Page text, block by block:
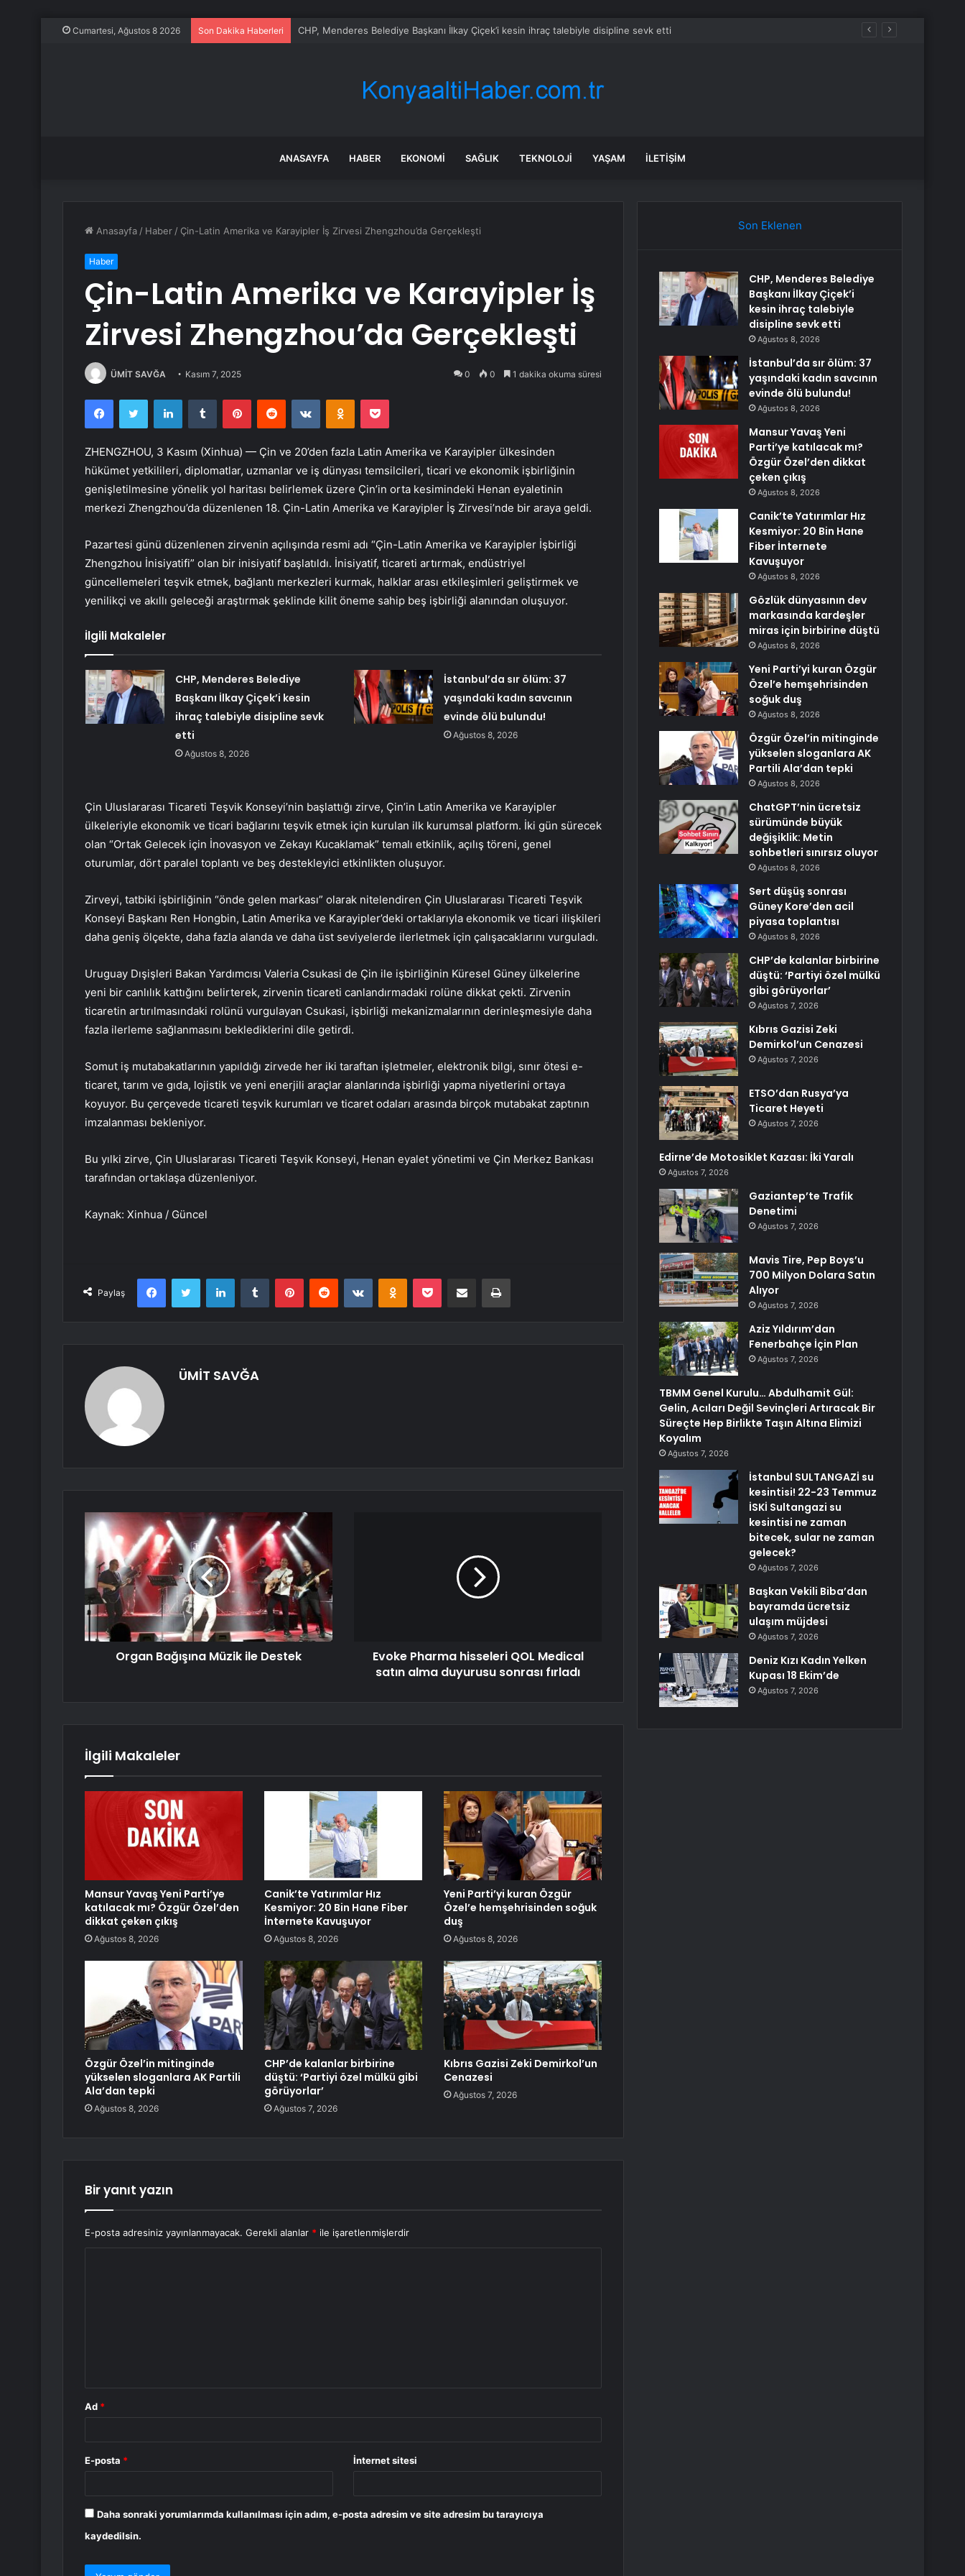
Cumartesi, Ağustos 8 2026 Son Dakika Haberleri İstanbul’da sır ölüm: 37 yaşındaki kadın savcının evinde ölü bulundu!
ANASAYFA HABER EKONOMI SAĞLIK TEKNOLOJI YAŞAM İLETIŞIM
Anasayfa / Haber / Çin-Latin Amerika ve Karayipler İş Zirvesi Zhengzhou’da Gerçekleşti
Haber
Çin-Latin Amerika ve Karayipler İş
Zirvesi Zhengzhou’da Gerçekleşti
ÜMİT SAVĞA Kasım 7, 2025 0 0 1 dakika okuma süresi
FacebookTwitter LinkedInTumblr PinterestReddit VKontakteOdnoklassniki
Pocket
ZHENGZHOU, 3 Kasım (Xinhua) — Çin ve 20’den fazla Latin Amerika ve Karayipler ülkesinden
hükümet yetkilileri, diplomatlar, uzmanlar ve iş dünyası temsilcileri, ticari ve ekonomik işbirliğinin
genişletilmesine yönelik yol haritası belirlemek üzere Çin’in orta kesimindeki Henan eyaletinin
merkezi Zhengzhou’da düzenlenen 18. Çin-Latin Amerika ve Karayipler İş Zirvesi’nde bir araya geldi.
Pazartesi günü düzenlenen zirvenin açılışında resmi adı “Çin-Latin Amerika ve Karayipler İşbirliği
Zhengzhou İnisiyatifi” olan bir inisiyatif başlatıldı. İnisiyatif, ticareti artırmak, endüstriyel
güncellemeleri teşvik etmek, bağlantı merkezleri kurmak, halklar arası etkileşimleri geliştirmek ve
yenilikçi ve akıllı geleceği araştırmak şeklinde kilit öneme sahip beş işbirliği alanından oluşuyor.
İlgili Makaleler
CHP, Menderes Belediye
Başkanı İlkay Çiçek’i kesin
ihraç talebiyle disipline sevk
etti
Ağustos 8, 2026
İstanbul’da sır ölüm: 37
yaşındaki kadın savcının
evinde ölü bulundu!
Ağustos 8, 2026
Çin Uluslararası Ticareti Teşvik Konseyi’nin başlattığı zirve, Çin’in Latin Amerika ve Karayipler
ülkeleriyle ekonomik ve ticari bağlarını teşvik etmek için kurulan ilk kurumsal platform. İki gün sürecek
olan “Ortak Gelecek için İnovasyon ve Zekayı Kucaklamak” temalı etkinlik, açılış töreni, genel
oturumlar, dört paralel toplantı ve beş destekleyici etkinlikten oluşuyor.
Zirveyi, tatbiki işbirliğinin “önde gelen markası” olarak nitelendiren Çin Uluslararası Ticareti Teşvik
Konseyi Başkanı Ren Hongbin, Latin Amerika ve Karayipler’deki ortaklarıyla ekonomik ve ticari ilişkileri
daha geniş ölçekte, daha fazla alanda ve daha üst seviyelerde ilerletmek için çalışacaklarını vurguladı.
Uruguay Dışişleri Bakan Yardımcısı Valeria Csukasi de Çin ile işbirliğinin Küresel Güney ülkelerine
yeni bir canlılık kattığını belirterek, zirvenin ticareti canlandırmadaki rolüne dikkat çekti. Zirvenin
ticaretin artırılmasındaki rolünü vurgulayan Csukasi, işbirliği mekanizmalarının derinleşmesiyle daha
fazla ilerleme sağlanmasını beklediklerini dile getirdi.
Somut iş mutabakatlarının yapıldığı zirvede her iki taraftan işletmeler, elektronik bilgi, sınır ötesi e-
ticaret, tarım ve gıda, lojistik ve yeni enerjili araçlar alanlarında işbirliği yapma niyetlerini ortaya
koyuyor. Bu çerçevede ticareti teşvik kurumları ve ticaret odaları arasında birçok mutabakat zaptının
imzalanması bekleniyor.
Bu yılki zirve, Çin Uluslararası Ticareti Teşvik Konseyi, Henan eyalet yönetimi ve Çin Merkez Bankası
tarafından ortaklaşa düzenleniyor.
Kaynak: Xinhua / Güncel
Paylaş
FacebookTwitter LinkedInTumblr PinterestReddit VKontakteOdnoklassniki
Pocket E-Posta ile paylaş Yazdır
ÜMİT SAVĞA
Organ Bağışına Müzik ile Destek
Evoke Pharma hisseleri QOL Medical
satın alma duyurusu sonrası fırladı
İlgili Makaleler
Mansur Yavaş Yeni Parti’ye
katılacak mı? Özgür Özel’den
dikkat çeken çıkış
Ağustos 8, 2026
Canik’te Yatırımlar Hız
Kesmiyor: 20 Bin Hane Fiber
İnternete Kavuşuyor
Ağustos 8, 2026
Yeni Parti’yi kuran Özgür
Özel’e hemşehrisinden soğuk
duş
Ağustos 8, 2026
Özgür Özel’in mitinginde
yükselen sloganlara AK Partili
Ala’dan tepki
Ağustos 8, 2026
CHP’de kalanlar birbirine
düştü: ‘Partiyi özel mülkü gibi
görüyorlar’
Ağustos 7, 2026
Kıbrıs Gazisi Zeki Demirkol’un
Cenazesi
Ağustos 7, 2026
Bir yanıt yazın
E-posta adresiniz yayınlanmayacak. Gerekli alanlar * ile işaretlenmişlerdir
Ad *
E-posta * İnternet sitesi
Daha sonraki yorumlarımda kullanılması için adım, e-posta adresim ve site adresim bu tarayıcıya
kaydedilsin.
Son Eklenen
CHP, Menderes Belediye
Başkanı İlkay Çiçek’i
kesin ihraç talebiyle
disipline sevk etti
Ağustos 8, 2026
İstanbul’da sır ölüm: 37
yaşındaki kadın savcının
evinde ölü bulundu!
Ağustos 8, 2026
Mansur Yavaş Yeni
Parti’ye katılacak mı?
Özgür Özel’den dikkat
çeken çıkış
Ağustos 8, 2026
Canik’te Yatırımlar Hız
Kesmiyor: 20 Bin Hane
Fiber İnternete
Kavuşuyor
Ağustos 8, 2026
Gözlük dünyasının dev
markasında kardeşler
miras için birbirine düştü
Ağustos 8, 2026
Yeni Parti’yi kuran Özgür
Özel’e hemşehrisinden
soğuk duş
Ağustos 8, 2026
Özgür Özel’in mitinginde
yükselen sloganlara AK
Partili Ala’dan tepki
Ağustos 8, 2026
ChatGPT’nin ücretsiz
sürümünde büyük
değişiklik: Metin
sohbetleri sınırsız oluyor
Ağustos 8, 2026
Sert düşüş sonrası
Güney Kore’den acil
piyasa toplantısı
Ağustos 8, 2026
CHP’de kalanlar birbirine
düştü: ‘Partiyi özel mülkü
gibi görüyorlar’
Ağustos 7, 2026
Kıbrıs Gazisi Zeki
Demirkol’un Cenazesi
Ağustos 7, 2026
ETSO’dan Rusya’ya
Ticaret Heyeti
Ağustos 7, 2026
Edirne’de Motosiklet Kazası: İki Yaralı
Ağustos 7, 2026
Gaziantep’te Trafik
Denetimi
Ağustos 7, 2026
Mavis Tire, Pep Boys’u
700 Milyon Dolara Satın
Alıyor
Ağustos 7, 2026
Aziz Yıldırım’dan
Fenerbahçe İçin Plan
Ağustos 7, 2026
TBMM Genel Kurulu… Abdulhamit Gül:
Gelin, Acıları Değil Sevinçleri Artıracak Bir
Süreçte Hep Birlikte Taşın Altına Elimizi
Koyalım
Ağustos 7, 2026
İstanbul SULTANGAZİ su
kesintisi! 22-23 Temmuz
İSKİ Sultangazi su
kesintisi ne zaman
bitecek, sular ne zaman
gelecek?
Ağustos 7, 2026
Başkan Vekili Biba’dan
bayramda ücretsiz
ulaşım müjdesi
Ağustos 7, 2026
Deniz Kızı Kadın Yelken
Kupası 18 Ekim’de
Ağustos 7, 2026